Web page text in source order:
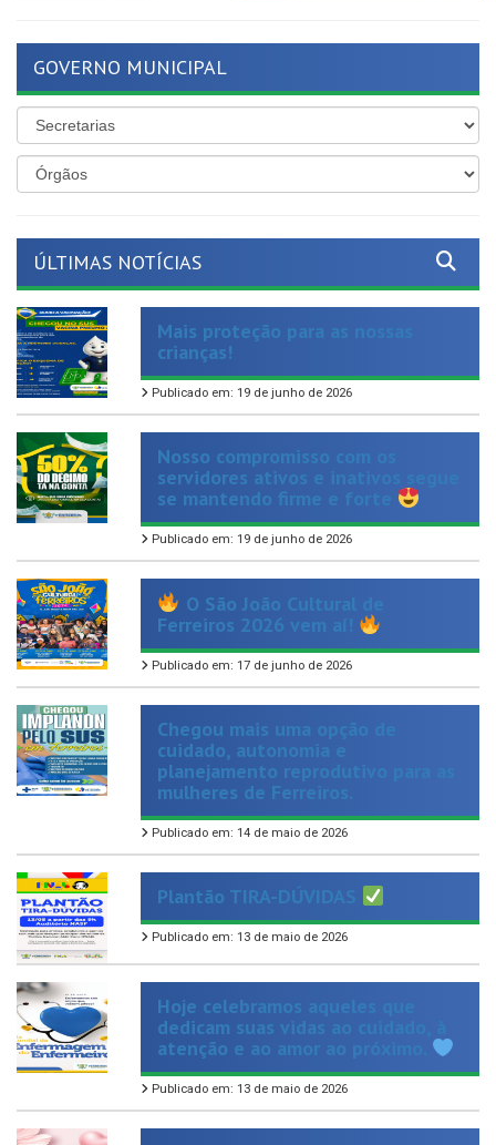
Mais proteção para as nossas
crianças!
Publicado em: 19 de junho de 2026
Nosso compromisso com os
servidores ativos e inativos segue
se mantendo firme e forte
Publicado em: 19 de junho de 2026
O São João Cultural de
Ferreiros 2026 vem aí!
Publicado em: 17 de junho de 2026
Chegou mais uma opção de
cuidado, autonomia e
planejamento reprodutivo para as
mulheres de Ferreiros.
Publicado em: 14 de maio de 2026
Plantão TIRA-DÚVIDAS
Publicado em: 13 de maio de 2026
Hoje celebramos aqueles que
dedicam suas vidas ao cuidado, à
atenção e ao amor ao próximo.
Publicado em: 13 de maio de 2026
Hoje é dia de homenagear aquelas
que representam amor, força e